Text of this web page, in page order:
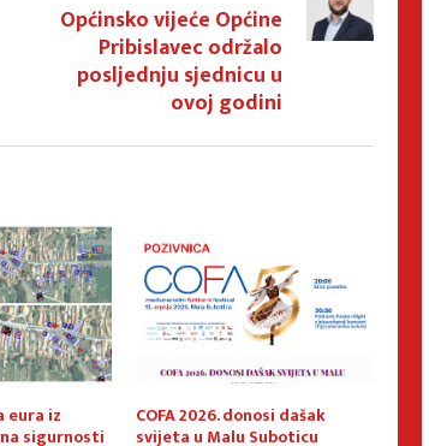
Općinsko vijeće Općine
Pribislavec održalo
posljednju sjednicu u
ovoj godini
eura iz
sigurnosti
COFA 2026. donosi dašak
svijeta u Malu Suboticu